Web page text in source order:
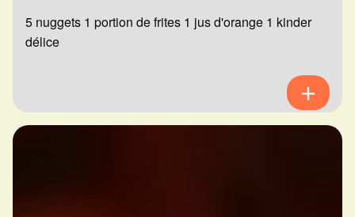
5 nuggets 1 portion de frites 1 jus d'orange 1 kinder
délice